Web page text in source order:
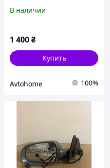
В наличии
1 400₴
Купить
Avtohome 100%